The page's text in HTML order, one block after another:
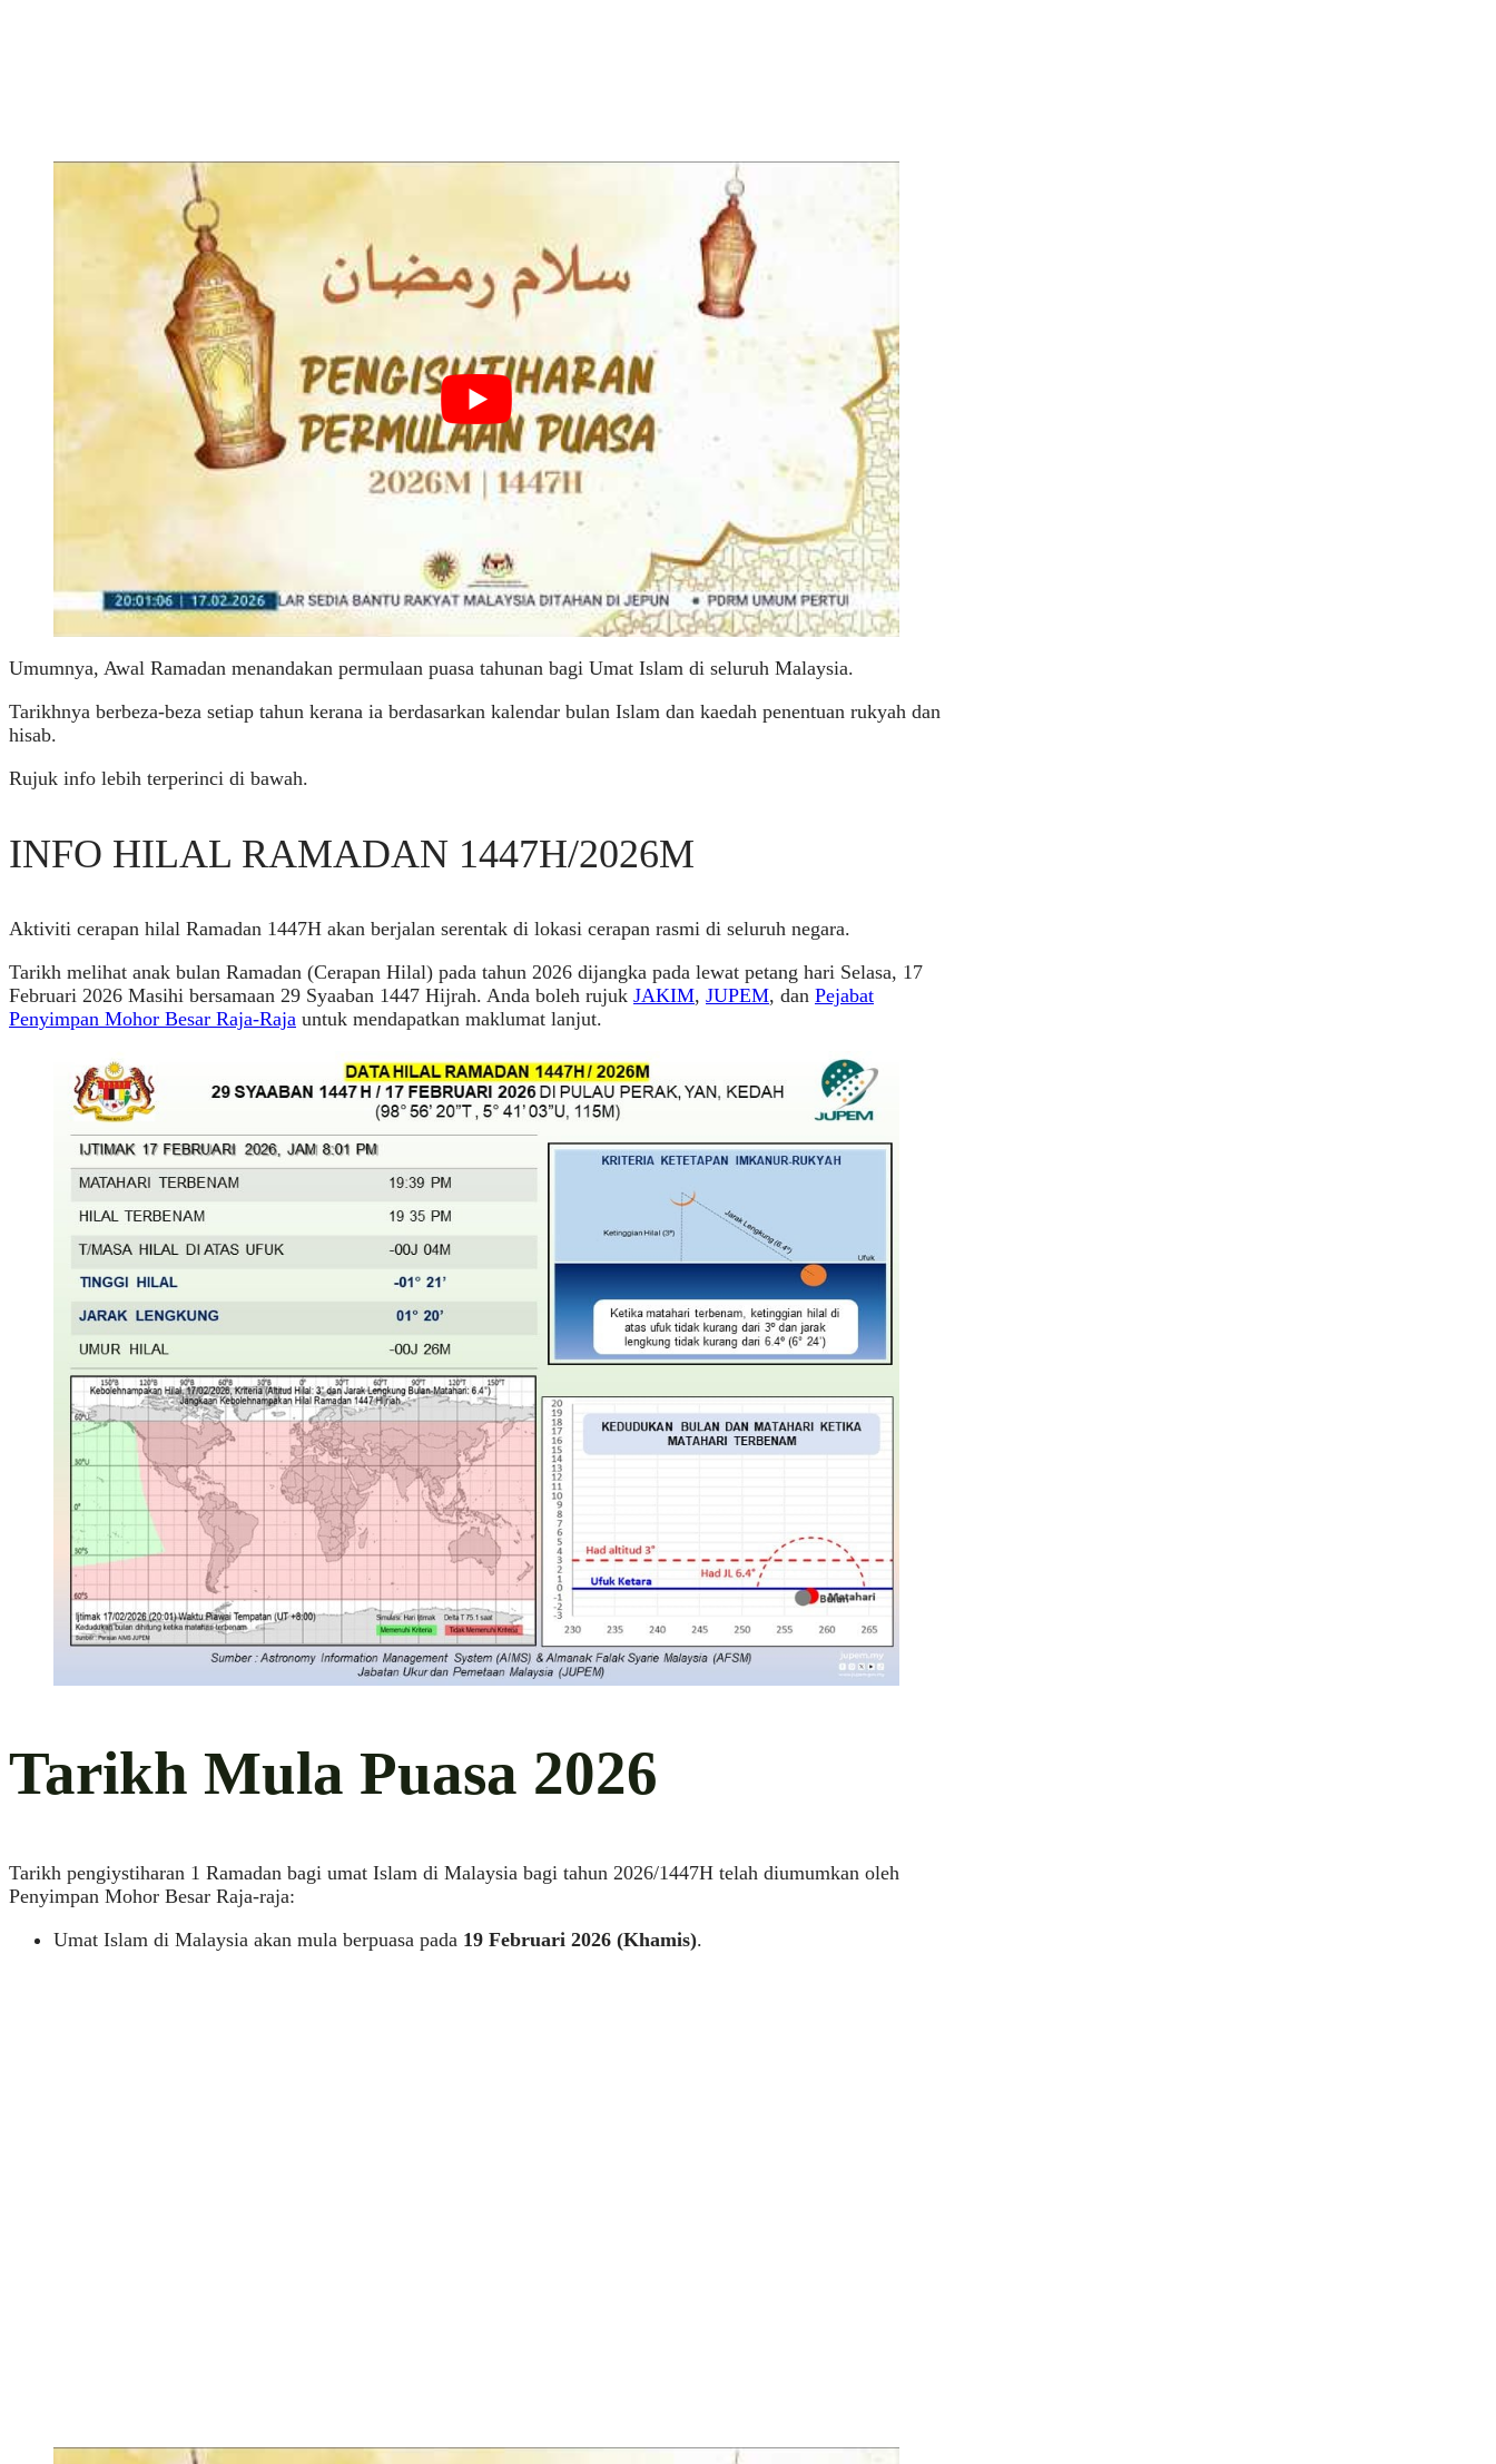
Umumnya, Awal Ramadan menandakan permulaan puasa tahunan bagi Umat Islam di seluruh Malaysia.
Tarikhnya berbeza-beza setiap tahun kerana ia berdasarkan kalendar bulan Islam dan kaedah penentuan rukyah dan
hisab.
Rujuk info lebih terperinci di bawah.
INFO HILAL RAMADAN 1447H/2026M
Aktiviti cerapan hilal Ramadan 1447H akan berjalan serentak di lokasi cerapan rasmi di seluruh negara.
Tarikh melihat anak bulan Ramadan (Cerapan Hilal) pada tahun 2026 dijangka pada lewat petang hari Selasa, 17
Februari 2026 Masihi bersamaan 29 Syaaban 1447 Hijrah. Anda boleh rujuk JAKIM, JUPEM, dan Pejabat
Penyimpan Mohor Besar Raja-Raja untuk mendapatkan maklumat lanjut.
Tarikh Mula Puasa 2026
Tarikh pengiystiharan 1 Ramadan bagi umat Islam di Malaysia bagi tahun 2026/1447H telah diumumkan oleh
Penyimpan Mohor Besar Raja-raja:
Umat Islam di Malaysia akan mula berpuasa pada 19 Februari 2026 (Khamis).